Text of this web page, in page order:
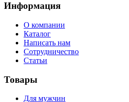
Информация
О компании
Каталог
Написать нам
Сотрудничество
Статьи
Товары
Для мужчин